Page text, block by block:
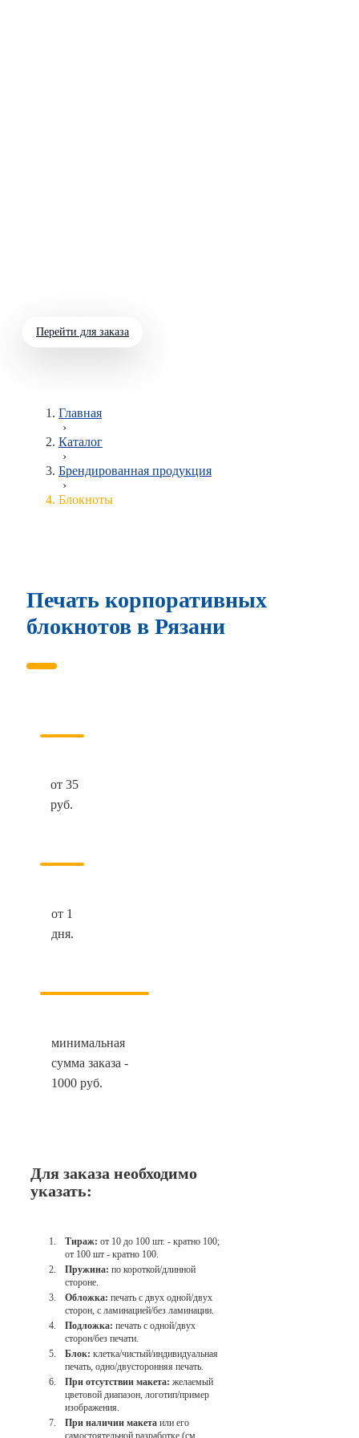
Перейти для заказа
Главная
›
Каталог
›
Брендированная продукция
›
Блокноты
Печать корпоративных
блокнотов в Рязани
от 35
руб.
от 1
дня.
минимальная
сумма заказа -
1000 руб.
Для заказа необходимо
указать:
Тираж: от 10 до 100 шт. - кратно 100;
от 100 шт - кратно 100.
Пружина: по короткой/длинной
стороне.
Обложка: печать с двух одной/двух
сторон, с ламинацией/без ламинации.
Подложка: печать с одной/двух
сторон/без печати.
Блок: клетка/чистый/индивидуальная
печать, одно/двусторонняя печать.
При отсутствии макета: желаемый
цветовой диапазон, логотип/пример
изображения.
При наличии макета или его
самостоятельной разработке (см.